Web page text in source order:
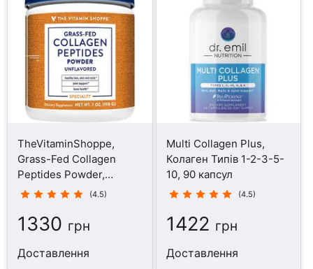
TheVitaminShoppe,
Grass-Fed Collagen
Peptides Powder,
Колаген, 198 г(4.5)
1330 грн
Доставлення
Multi Collagen Plus,
Колаген Типів 1-2-3-5-
10, 90 капсул
(4.5)
1422 грн
Доставлення